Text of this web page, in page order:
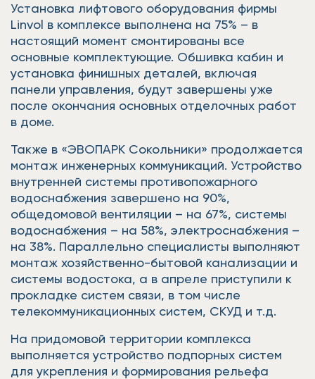
Установка лифтового оборудования фирмы
Linvol в комплексе выполнена на 75% – в
настоящий момент смонтированы все
основные комплектующие. Обшивка кабин и
установка финишных деталей, включая
панели управления, будут завершены уже
после окончания основных отделочных работ
в доме.
Также в «ЭВОПАРК Сокольники» продолжается
монтаж инженерных коммуникаций. Устройство
внутренней системы противопожарного
водоснабжения завершено на 90%,
общедомовой вентиляции – на 67%, системы
водоснабжения – на 58%, электроснабжения –
на 38%. Параллельно специалисты выполняют
монтаж хозяйственно-бытовой канализации и
системы водостока, а в апреле приступили к
прокладке систем связи, в том числе
телекоммуникационных систем, СКУД и т.д.
На придомовой территории комплекса
выполняется устройство подпорных систем
для укрепления и формирования рельефа